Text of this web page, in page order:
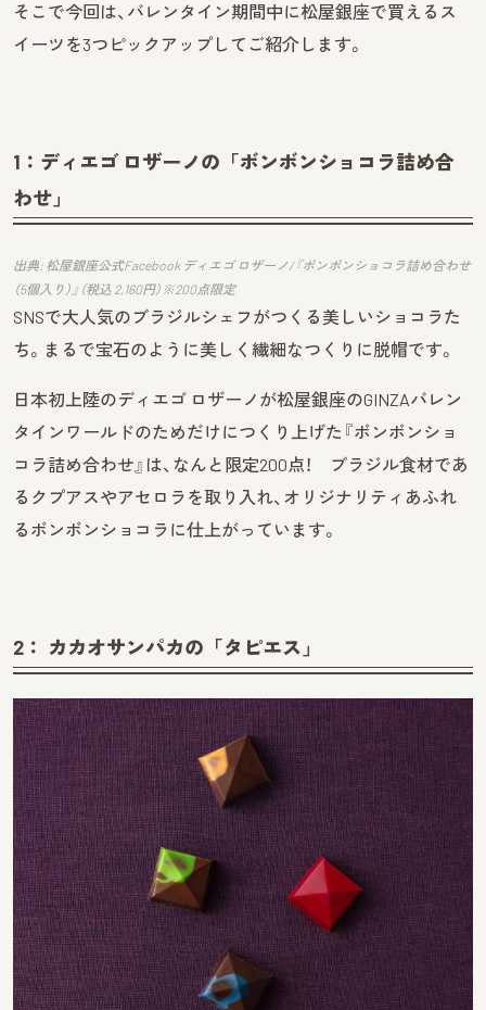
そこで今回は、バレンタイン期間中に松屋銀座で買えるス
イーツを3つピックアップしてご紹介します。
1： ディエゴ ロザーノの「ボンボンショコラ詰め合
わせ」
出典: 松屋銀座公式Facebook ディエゴ ロザーノ/『ボンボンショコラ詰め合わせ
（5個入り）』（税込 2,160円）※200点限定
SNSで大人気のブラジルシェフがつくる美しいショコラた
ち。まるで宝石のように美しく繊細なつくりに脱帽です。
日本初上陸のディエゴ ロザーノが松屋銀座のGINZAバレン
タインワールドのためだけにつくり上げた『ボンボンショ
コラ詰め合わせ』は、なんと限定200点！ ブラジル食材であ
るクプアスやアセロラを取り入れ、オリジナリティあふれ
るボンボンショコラに仕上がっています。
2： カカオサンパカの「タピエス」